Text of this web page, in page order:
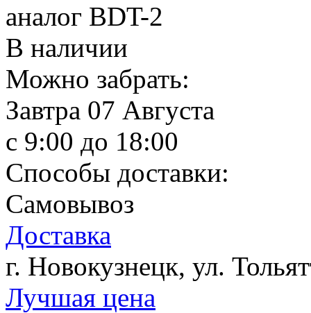
аналог BDT-2
В наличии
Можно забрать:
Завтра 07 Августа
c 9:00 до 18:00
Способы доставки:
Самовывоз
Доставка
г. Новокузнецк, ул.
Лучшая цена